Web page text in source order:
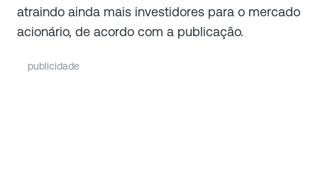
atraindo ainda mais investidores para o mercado
acionário, de acordo com a publicação.
publicidade